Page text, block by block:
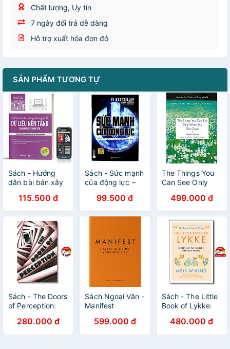
Chất lượng, Uy tín
7 ngày đổi trả dễ dàng
Hỗ trợ xuất hóa đơn đỏ
SẢN PHẨM TƯƠNG TỰ
Sách - Hướng
dẫn bài bản xây
đổi dữ liệu nền
tảng doanh
nghiệp thành tiền
115.500 đ
Sách - Sức mạnh
của động lực –
lên những cám
dỗ của cuộc
sống
99.500 đ
The Things You
Can See Only
Down: How to Be
Calm in a Busy
World
499.000 đ
Sách - The Doors
of Perception:
Hell by Aldous
Huxley |
280.000 đ
Sách Ngoại Văn -
Manifest
Edition)
Hardcover (by
599.000 đ
Sách - The Little
Book of Lykke:
World's Happiest
People (The
480.000 đ